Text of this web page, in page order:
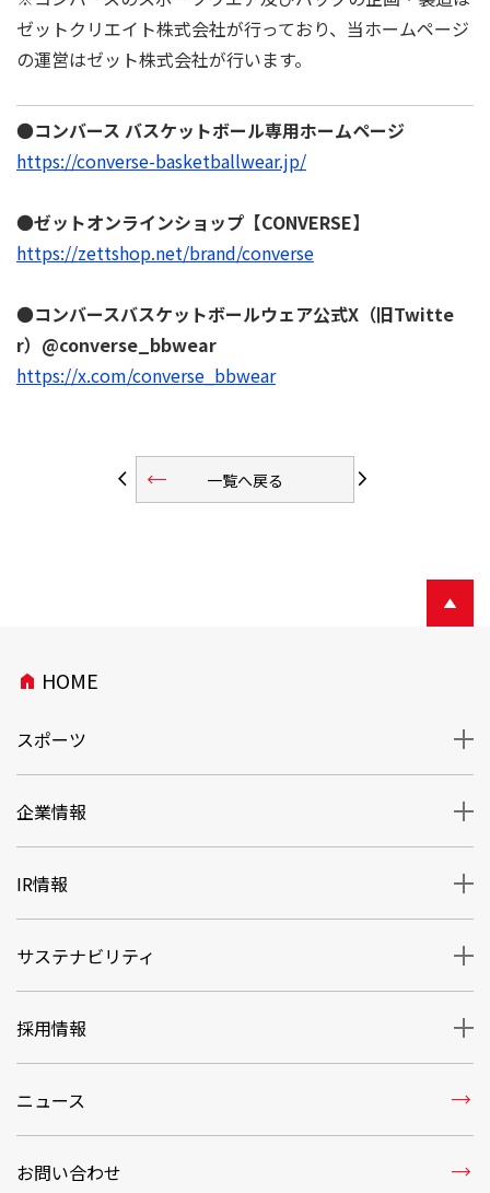
ゼットクリエイト株式会社が⾏っており、当ホームページ
の運営はゼット株式会社が⾏います。
●コンバース バスケットボール専用ホームページ
https://converse-basketballwear.jp/
●ゼットオンラインショップ【CONVERSE】
https://zettshop.net/brand/converse
●コンバースバスケットボールウェア公式X（旧Twitte
r）@converse_bbwear
https://x.com/converse_bbwear
arrow_back_ios 一覧へ戻る
trending_flat arrow_forward_ios
home HOME
スポーツ
企業情報
IR情報
サステナビリティ
採用情報
ニュース trending_flat
お問い合わせ trending_flat